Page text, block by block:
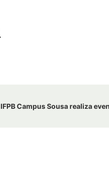
IFPB Campus Sousa realiza